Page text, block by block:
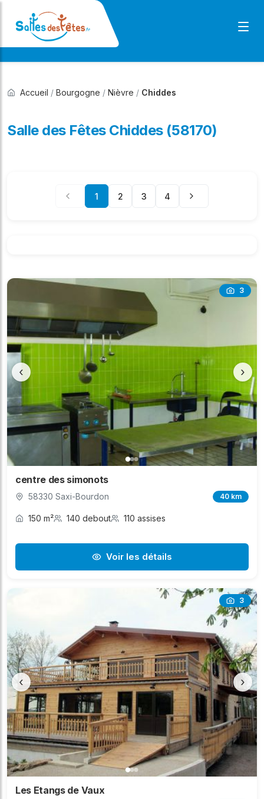
Accueil / Bourgogne / Nièvre / Chiddes
Salle des Fêtes Chiddes (58170)
1 2 3 4
3
‹ ›
centre des simonots
58330 Saxi-Bourdon 40 km
150 m² 140 debout 110 assises
Voir les détails
3
‹ ›
Les Etangs de Vaux